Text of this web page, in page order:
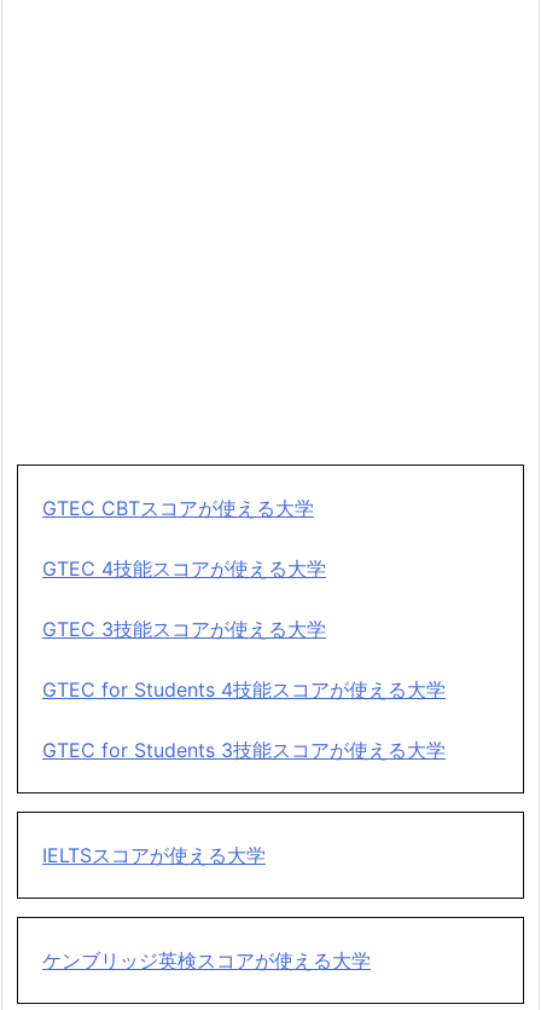
GTEC CBTスコアが使える大学
GTEC 4技能スコアが使える大学
GTEC 3技能スコアが使える大学
GTEC for Students 4技能スコアが使える大学
GTEC for Students 3技能スコアが使える大学
IELTSスコアが使える大学
ケンブリッジ英検スコアが使える大学